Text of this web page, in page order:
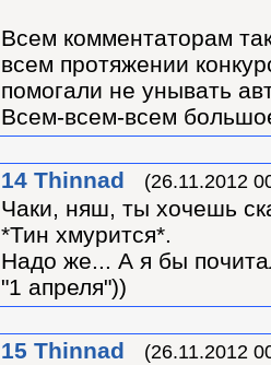
Всем комментаторам
всем протяжении
помогали не унывать
Всем-всем-всем
14 Thinnad (26.11.2012
Чаки, няш, ты хочешь
*Тин хмурится*.
Надо же... А я бы
"1 апреля"))
15 Thinnad (26.11.2012